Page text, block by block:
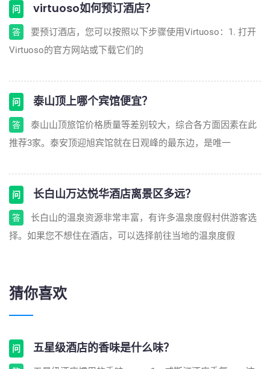
问 virtuoso如何预订酒店？
答
要预订酒店，您可以按照以下步骤使用Virtuoso：1. 打开
Virtuoso的官方网站或下载它们的
问 泰山顶上哪个宾馆便宜？
答
泰山山顶旅馆价格质量等差别较大，综合各方面因素在此
推荐3家。泰安顶迎旭宾馆就在日观峰的最东边，是唯一
问 长白山万达悦华酒店离景区多远？
答
长白山的温泉资源非常丰富，有许多温泉度假村供游客选
择。如果您不想住在酒店，可以选择前往当地的温泉度假
猜你喜欢
问 五星级酒店的香味是什么味？